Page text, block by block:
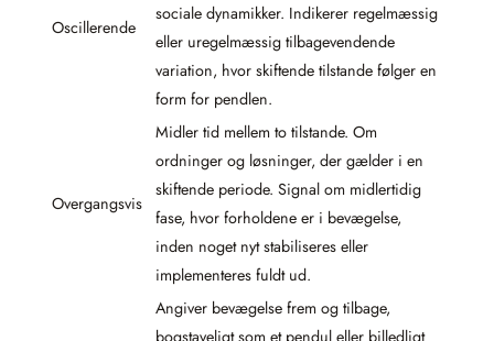
Oscillerende
sociale dynamikker. Indikerer regelmæssig
eller uregelmæssig tilbagevendende
variation, hvor skiftende tilstande følger en
form for pendlen.
Overgangsvis
Midler tid mellem to tilstande. Om
ordninger og løsninger, der gælder i en
skiftende periode. Signal om midlertidig
fase, hvor forholdene er i bevægelse,
inden noget nyt stabiliseres eller
implementeres fuldt ud.
Angiver bevægelse frem og tilbage,
bogstaveligt som et pendul eller billedligt